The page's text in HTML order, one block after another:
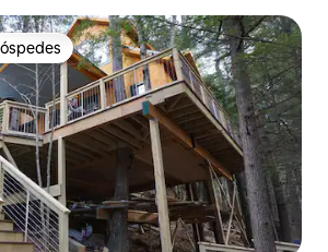
preferidos dos hóspedes